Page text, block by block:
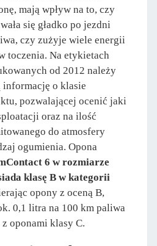
mają wpływ na to, czy
się gładko po jezdni
czy zużyje wiele energii
toczenia. Na etykietach
od 2012 należy
informację o klasie
pozwalającej ocenić jaki
oraz na ilość
do atmosfery
ogumienia. Opona
6 w rozmiarze
klasę B w kategorii
opony z oceną B,
0,1 litra na 100 km paliwa
oponami klasy C.